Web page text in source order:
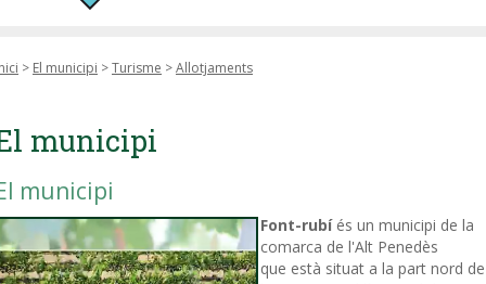
> El municipi >Turisme >Allotjaments
municipi
municipi
Font-rubíés un municipi de la
comarca de l'Alt Penedès
que està situat a la part nord de